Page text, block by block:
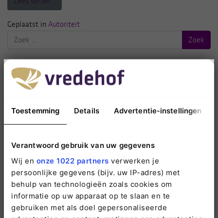
Toestemming Details Advertentie-instellingen
Verantwoord gebruik van uw gegevens
Wij en onze 1022 partners verwerken je
persoonlijke gegevens (bijv. uw IP-adres) met
behulp van technologieën zoals cookies om
informatie op uw apparaat op te slaan en te
gebruiken met als doel gepersonaliseerde
Geplaatst in Autoriteit
Zoek
Recente berichten
We hebben verhalen nodig om te geloven dat we iets
Verduurzaming blijft een ketenvraagstuk
Vertrouwen
Stel de vragen …
Recente reacties
Archieven
april 2026